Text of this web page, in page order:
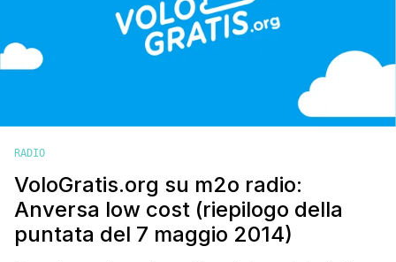
RADIO
VoloGratis.org su m2o radio:
Anversa low cost (riepilogo della
puntata del 7 maggio 2014)